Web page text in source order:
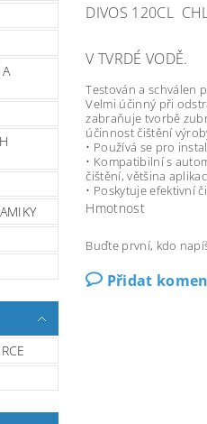
DIVOS 120CL
V TVRDÉ VODĚ.
Testován a schválen
Velmi účinný při
zabraňuje tvorbě
účinnost čištění
• Používá se pro
• Kompatibilní s
čištění,většina
• Poskytuje efektivní
Hmotnost
Buďte první, kdo
Přidat